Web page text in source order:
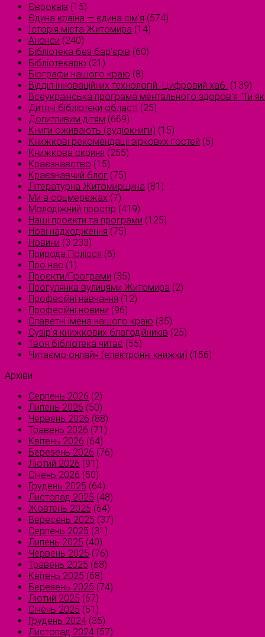
Євроквіз (15)
Єдина країна — єдина сім’я (574)
Історія міста Житомира (14)
Анонси (240)
Бібліотека без бар'єрів (60)
Бібліотекарю (21)
Біографи нашого краю (8)
Відділ інноваційних технологій. Цифровий хаб. (139)
Всеукраїнська програма ментального здоров'я "Ти
Дитячі бібліотеки області (25)
Допитливим дітям (669)
Книги оживають (аудіокниги) (15)
Книжкові рекомендації зіркових гостей (5)
Книжкова скриня (255)
Краєзнавство (15)
Краєзнавчий блог (75)
Літературна Житомирщина (81)
Ми в соцмережах (7)
Молодіжний простір (419)
Наші проєкти та програми (125)
Нові надходження (75)
Новини (3 233)
Природа Полісся (6)
Про нас (1)
Проєкти/Програми (35)
Прогулянка вулицями Житомира (2)
Професійні навчання (12)
Професійні новини (96)
Славетні імена нашого краю (35)
Сузірʼя книжкових благодійників (25)
Твоя бібліотека читає (55)
Читаємо онлайн (електронні книжки) (156)
Архіви
Серпень 2026 (2)
Липень 2026 (50)
Червень 2026 (88)
Травень 2026 (71)
Квітень 2026 (64)
Березень 2026 (76)
Лютий 2026 (91)
Січень 2026 (50)
Грудень 2025 (64)
Листопад 2025 (48)
Жовтень 2025 (64)
Вересень 2025 (37)
Серпень 2025 (31)
Липень 2025 (40)
Червень 2025 (76)
Травень 2025 (68)
Квітень 2025 (68)
Березень 2025 (74)
Лютий 2025 (67)
Січень 2025 (51)
Грудень 2024 (35)
Листопад 2024 (57)